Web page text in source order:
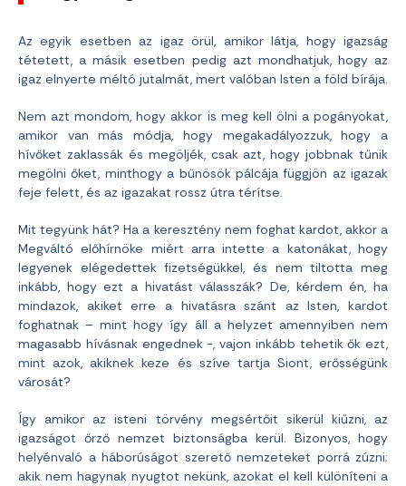
Az egyik esetben az igaz örül, amikor látja, hogy igazság
tétetett, a másik esetben pedig azt mondhatjuk, hogy az
igaz elnyerte méltó jutalmát, mert valóban Isten a föld bírája.
Nem azt mondom, hogy akkor is meg kell ölni a pogányokat,
amikor van más módja, hogy megakadályozzuk, hogy a
hívőket zaklassák és megöljék, csak azt, hogy jobbnak tűnik
megölni őket, minthogy a bűnösök pálcája függjön az igazak
feje felett, és az igazakat rossz útra térítse.
Mit tegyünk hát? Ha a keresztény nem foghat kardot, akkor a
Megváltó előhírnöke miért arra intette a katonákat, hogy
legyenek elégedettek fizetségükkel, és nem tiltotta meg
inkább, hogy ezt a hivatást válasszák? De, kérdem én, ha
mindazok, akiket erre a hivatásra szánt az Isten, kardot
foghatnak – mint hogy így áll a helyzet amennyiben nem
magasabb hívásnak engednek -, vajon inkább tehetik ők ezt,
mint azok, akiknek keze és szíve tartja Siont, erősségünk
városát?
Így amikor az isteni törvény megsértőit sikerül kiűzni, az
igazságot őrző nemzet biztonságba kerül. Bizonyos, hogy
helyénvaló a háborúságot szerető nemzeteket porrá zúzni;
akik nem hagynak nyugtot nekünk, azokat el kell különíteni a